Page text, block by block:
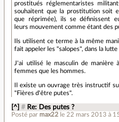
prostitués réglementaristes
souhaitent que la prostitution soit
que réprimée), ils se définissent
leurs mouvement comme étant des
Ils utilisent ce terme à la même
fait appeler les "salopes", dans la
J'ai utilisé le masculin de manière
femmes que les hommes.
Il existe un ouvrage très instructif
"Fières d'être putes".
[^] # Re: Des putes ?
Posté par max22 le 22 mars 2013 à